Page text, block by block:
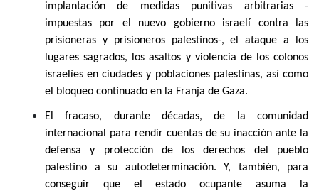
implantación de medidas punitivas arbitrarias -
impuestas por el nuevo gobierno israelí contra las
prisioneras y prisioneros palestinos-, el ataque a los
lugares sagrados, los asaltos y violencia de los colonos
israelíes en ciudades y poblaciones palestinas, así como
el bloqueo continuado en la Franja de Gaza.
El fracaso, durante décadas, de la comunidad
internacional para rendir cuentas de su inacción ante la
defensa y protección de los derechos del pueblo
palestino a su autodeterminación. Y, también, para
conseguir que el estado ocupante asuma la